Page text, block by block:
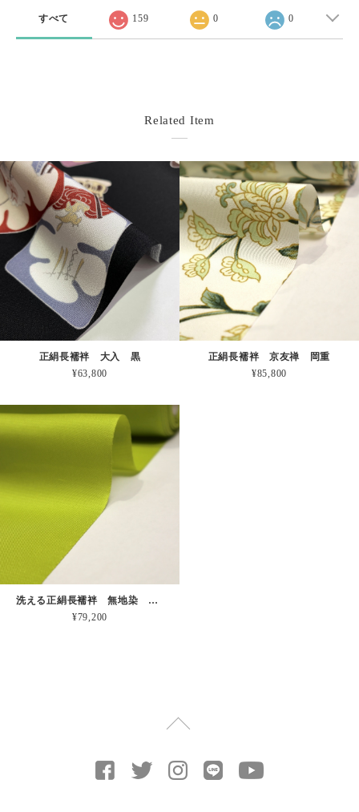
すべて 159 0 0
Related Item
正絹長襦袢 大入 黒
¥63,800
正絹長襦袢 京友禅 岡重
¥85,800
洗える正絹長襦袢 無地染 王上布 黄緑
¥79,200